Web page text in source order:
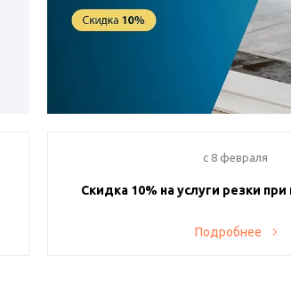
c 8 февраля
Скидка 10% на услуги резки при
Теперь у вас есть возможность
Подробнее